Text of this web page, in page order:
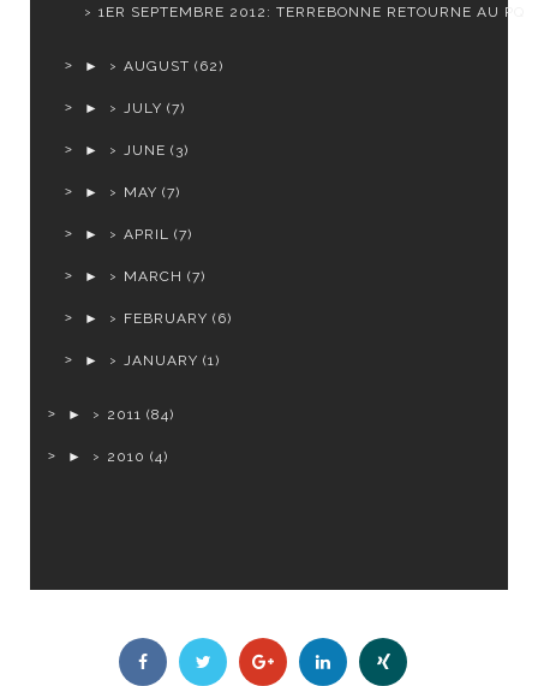
1ER SEPTEMBRE 2012: TERREBONNE RETOURNE AU PQ
► AUGUST (62)
► JULY (7)
► JUNE (3)
► MAY (7)
► APRIL (7)
► MARCH (7)
► FEBRUARY (6)
► JANUARY (1)
► 2011 (84)
► 2010 (4)